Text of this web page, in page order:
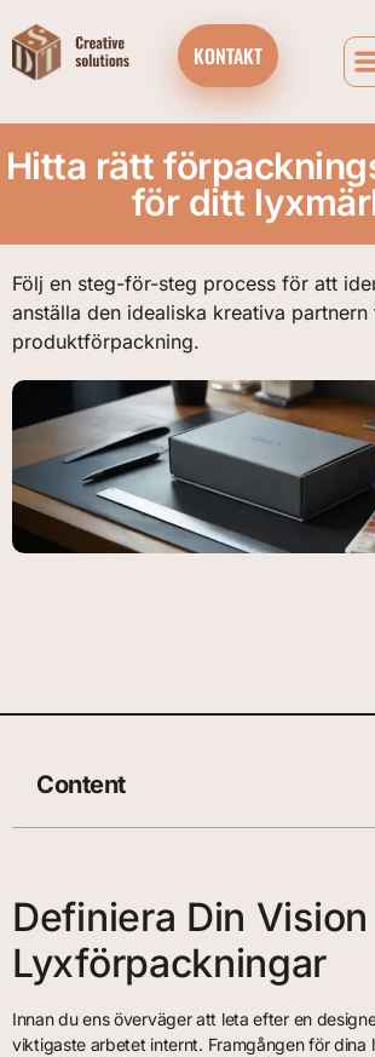
KONTAKT
Hitta rätt
för ditt
Följ en steg-för-steg process för att
anställa den idealiska kreativa
produktförpackning.
Content
Definiera Din
Lyxförpackningar
Innan du ens överväger att leta efter en
viktigaste arbetet internt. Framgången för dina